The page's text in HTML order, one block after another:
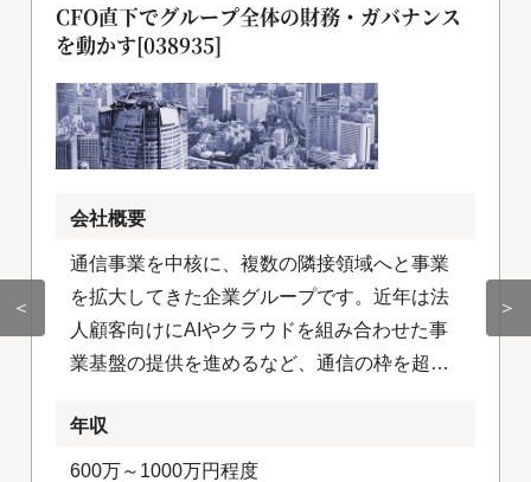
＜
CFO直下でグループ全体の財務・ガバナンス
を動かす[038935]
会社概要
通信事業を中核に、複数の隣接領域へと事業
を拡大してきた企業グループです。近年は法
人顧客向けにAIやクラウドを組み合わせた事
業基盤の提供を進めるなど、通信の枠を超え
ます。国内にとどまらず海外事業にも積極的
に取り組み、グループ全体でグローバルな成
年収
600万～1000万円程度
＞